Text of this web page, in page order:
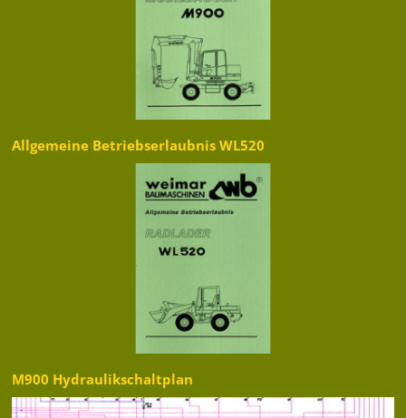
Allgemeine Betriebserlaubnis WL520
M900 Hydraulikschaltplan